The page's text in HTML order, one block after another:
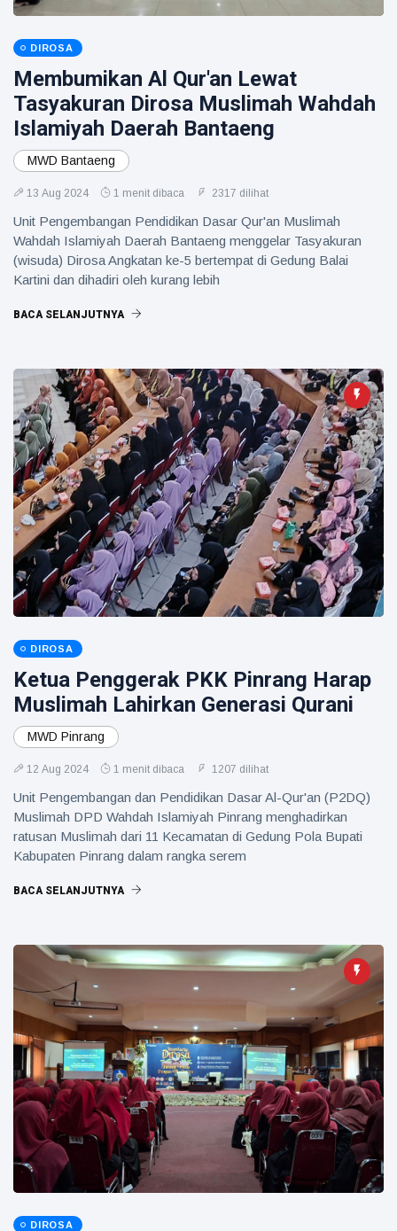
DIROSA
Membumikan Al Qur'an Lewat
Tasyakuran Dirosa Muslimah Wahdah
Islamiyah Daerah Bantaeng
MWD Bantaeng
13 Aug 2024 1 menit dibaca 2317 dilihat
Unit Pengembangan Pendidikan Dasar Qur'an Muslimah
Wahdah Islamiyah Daerah Bantaeng menggelar Tasyakuran
(wisuda) Dirosa Angkatan ke-5 bertempat di Gedung Balai
Kartini dan dihadiri oleh kurang lebih
BACA SELANJUTNYA
DIROSA
Ketua Penggerak PKK Pinrang Harap
Muslimah Lahirkan Generasi Qurani
MWD Pinrang
12 Aug 2024 1 menit dibaca 1207 dilihat
Unit Pengembangan dan Pendidikan Dasar Al-Qur'an (P2DQ)
Muslimah DPD Wahdah Islamiyah Pinrang menghadirkan
ratusan Muslimah dari 11 Kecamatan di Gedung Pola Bupati
Kabupaten Pinrang dalam rangka serem
BACA SELANJUTNYA
DIROSA